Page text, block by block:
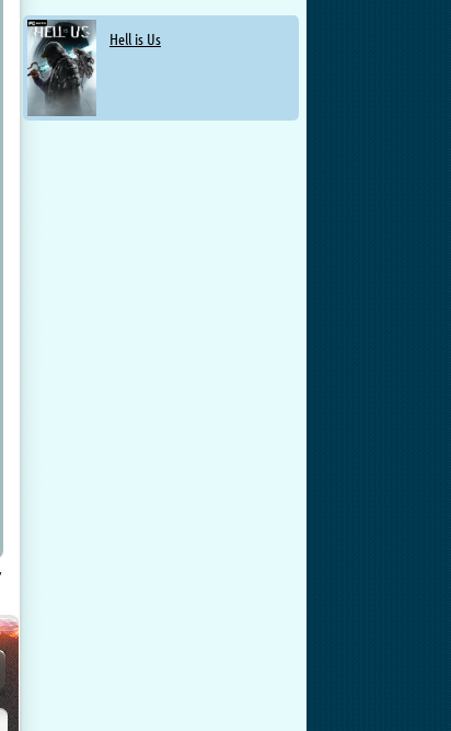
Hell is Us